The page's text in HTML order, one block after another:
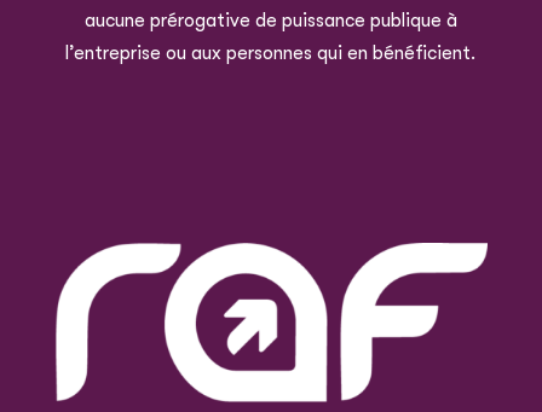
aucune prérogative de puissance publique à
l’entreprise ou aux personnes qui en bénéficient.